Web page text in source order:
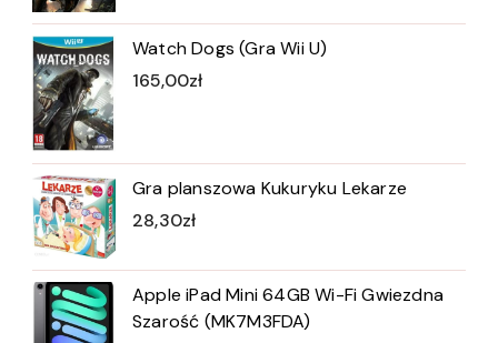
Watch Dogs (Gra Wii U)
165,00zł
Gra planszowa Kukuryku Lekarze
28,30zł
Apple iPad Mini 64GB Wi-Fi Gwiezdna
Szarość (MK7M3FDA)